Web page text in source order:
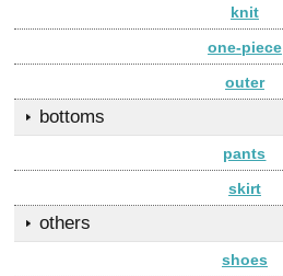
knit
one-piece
outer
bottoms
pants
skirt
others
shoes